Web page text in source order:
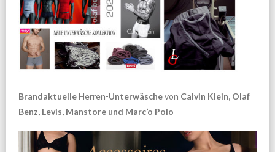
BrandaktuelleHerren-Unterwäschevon Calvin Klein, Olaf
Benz, Levis, Manstore und Marc’o Polo